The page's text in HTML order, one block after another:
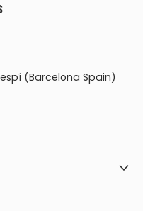
(Barcelona Spain)